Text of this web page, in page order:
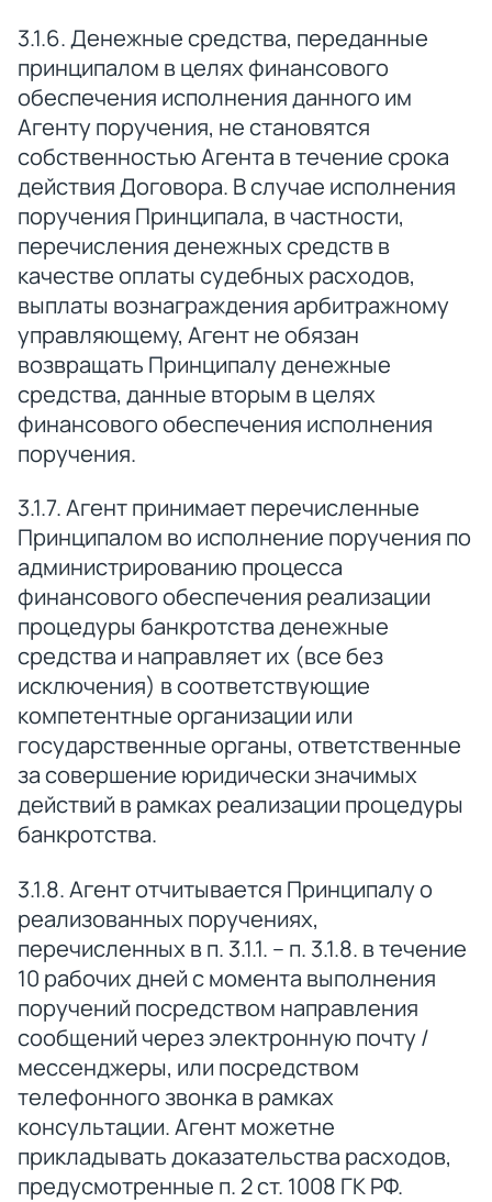
3.1.6. Денежные средства, переданные
принципалом в целях финансового
обеспечения исполнения данного им
Агенту поручения, не становятся
собственностью Агента в течение срока
действия Договора. В случае исполнения
поручения Принципала, в частности,
перечисления денежных средств в
качестве оплаты судебных расходов,
выплаты вознаграждения арбитражному
управляющему, Агент не обязан
возвращать Принципалу денежные
средства, данные вторым в целях
финансового обеспечения исполнения
поручения.
3.1.7. Агент принимает перечисленные
Принципалом во исполнение поручения по
администрированию процесса
финансового обеспечения реализации
процедуры банкротства денежные
средства и направляет их (все без
исключения) в соответствующие
компетентные организации или
государственные органы, ответственные
за совершение юридически значимых
действий в рамках реализации процедуры
банкротства.
3.1.8. Агент отчитывается Принципалу о
реализованных поручениях,
перечисленных в п. 3.1.1. – п. 3.1.8. в течение
10 рабочих дней с момента выполнения
поручений посредством направления
сообщений через электронную почту /
мессенджеры, или посредством
телефонного звонка в рамках
консультации. Агент можетне
прикладывать доказательства расходов,
предусмотренные п. 2 ст. 1008 ГК РФ.